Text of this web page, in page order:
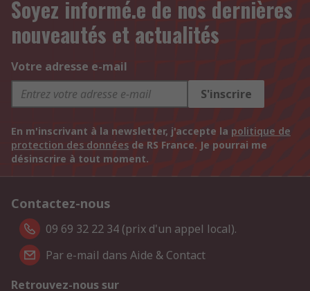
Soyez informé.e de nos dernières
nouveautés et actualités
Votre adresse e-mail
S'inscrire
En m'inscrivant à la newsletter, j'accepte la politique de
protection des données de RS France. Je pourrai me
désinscrire à tout moment.
Contactez-nous
09 69 32 22 34 (prix d'un appel local).
Par e-mail dans Aide & Contact
Retrouvez-nous sur